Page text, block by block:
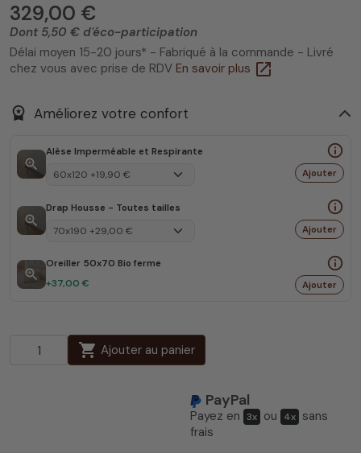
329,00 €
Dont 5,50 € d'éco-participation
Délai moyen 15-20 jours* - Fabriqué à la commande - Livré
chez vous avec prise de RDV En savoir plus open_in_new
workspace_premium Améliorez votre confort
zoom_in
Alèse Imperméable et Respirante info_outline
Ajouter
zoom_in
Drap Housse - Toutes tailles info_outline
Ajouter
zoom_in
Oreiller 50x70 Bio ferme info_outline
+37,00 € Ajouter
shopping_cart Ajouter au panier
PayPal
Payez en 3x ou 4x sans
frais